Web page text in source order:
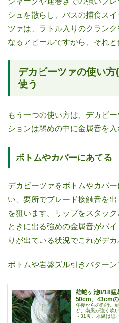
シュを散らし、バスの捕食ス
ツァは、ラトル入りのクラン
なるアピールですから、それと
デカビーツァの使い
使う
もう一つの使い方は、デカビ
ションは弱めの中に金属音を入
ボトムやカバーにあてる
デカビーツァをボトムやカバ
い、要所でブレード接触音を
を狙います。リップをスタッ
ときに出る強めの金属音がバ
りが出ている状況でこれがデカ
ボトムや岩盤ズル引きパターン
雄蛇ヶ池8/18猛
50cm、43cm
午後からの釣行。
ど、南風が強く吹
～31度。水温は思